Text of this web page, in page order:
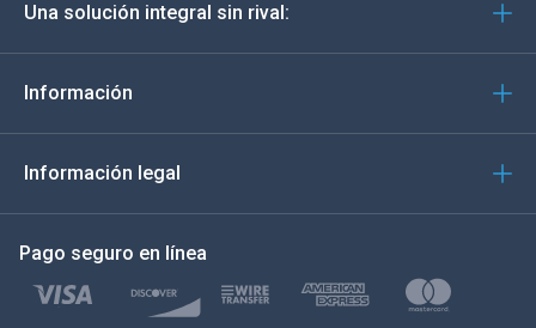
Italiano
Türkçe
Polski
Una solución integral sin rival:
Información
Información legal
Pago seguro en línea